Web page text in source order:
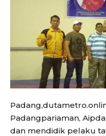
Padangpariaman,
dan mendidik pelaku